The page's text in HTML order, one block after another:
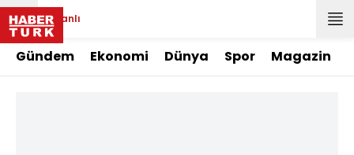
Canlı
Gündem Ekonomi Dünya Spor Magazin